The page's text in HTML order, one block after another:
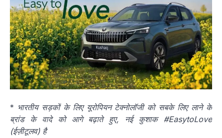
* भारतीय सड़कों के लिए यूरोपियन टेक्नोलॉजी को सबके लिए लाने के
ब्रांड के वादे को आगे बढ़ाते हुए, नई कुशाक #EasytoLove
(ईज़ीटूलव) है